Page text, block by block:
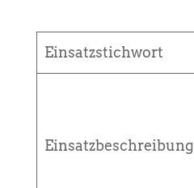
Einsatzstichwort
Einsatzbeschreibung